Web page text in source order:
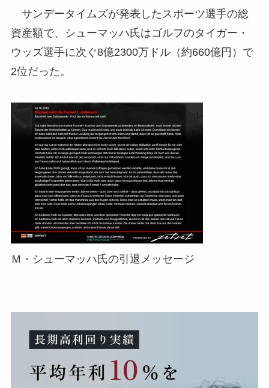
サンデータイムズが発表したスポーツ選手の総
資産額で、シューマッハ氏はゴルフのタイガー・
ウッズ選手に次ぐ8億2300万ドル（約660億円）で
2位だった。
Ｍ・シューマッハ氏の引退メッセージ